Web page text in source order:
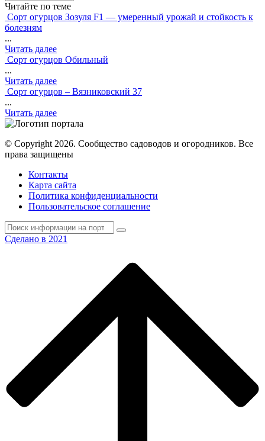
Читайте по теме
Сорт огурцов Зозуля F1 — умеренный урожай и стойкость к
болезням
...
Читать далее
Сорт огурцов Обильный
...
Читать далее
Сорт огурцов – Вязниковский 37
...
Читать далее
© Copyright 2026. Cообщество садоводов и огородников. Все
права защищены
Контакты
Карта сайта
Политика конфиденциальности
Пользовательское соглашение
Сделано в 2021